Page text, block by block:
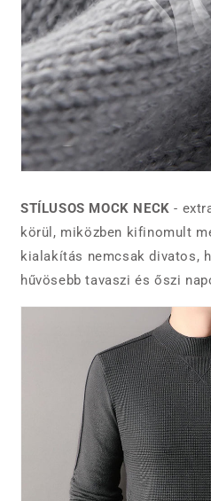
STÍLUSOS MOCK NECK-
körül, miközben kifinomult
kialakítás nemcsak divatos,
hűvösebb tavaszi és őszi